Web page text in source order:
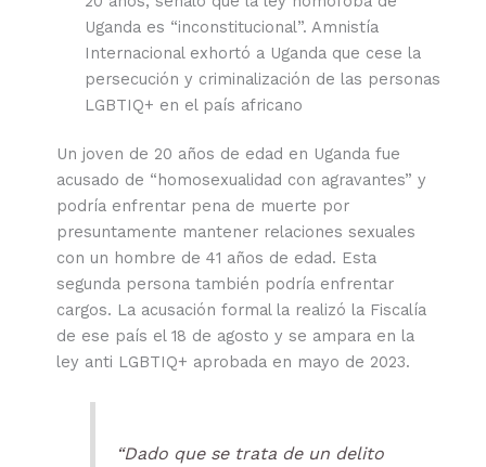
Uganda es “inconstitucional”. Amnistía
Internacional exhortó a Uganda que cese la
persecución y criminalización de las personas
LGBTIQ+ en el país africano
Un joven de 20 años de edad en Uganda fue
acusado de “homosexualidad con agravantes” y
podría enfrentar pena de muerte por
presuntamente mantener relaciones sexuales
con un hombre de 41 años de edad. Esta
segunda persona también podría enfrentar
cargos. La acusación formal la realizó la Fiscalía
de ese país el 18 de agosto y se ampara en la
ley anti LGBTIQ+ aprobada en mayo de 2023.
“Dado que se trata de un delito